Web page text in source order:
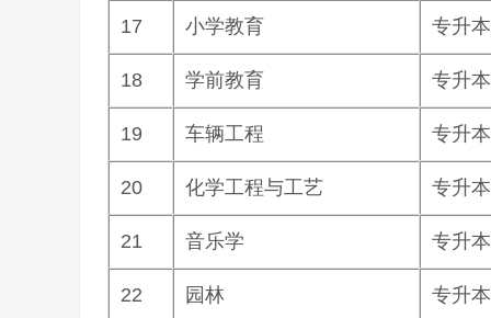
17 小学教育 专升本
18 学前教育 专升本
19 车辆工程 专升本
20 化学工程与工艺 专升本
21 音乐学 专升本
22 园林 专升本